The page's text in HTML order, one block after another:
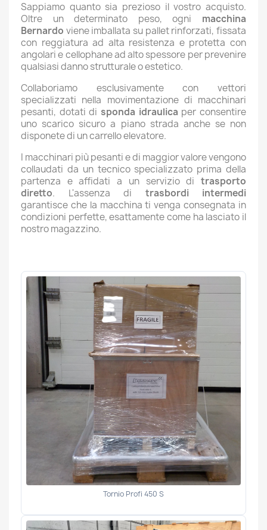
Sappiamo quanto sia prezioso il vostro acquisto.
Oltre un determinato peso, ogni macchina
Bernardo viene imballata su pallet rinforzati, fissata
con reggiatura ad alta resistenza e protetta con
angolari e cellophane ad alto spessore per prevenire
qualsiasi danno strutturale o estetico.
Collaboriamo esclusivamente con vettori
specializzati nella movimentazione di macchinari
pesanti, dotati di sponda idraulica per consentire
uno scarico sicuro a piano strada anche se non
disponete di un carrello elevatore.
I macchinari più pesanti e di maggior valore vengono
collaudati da un tecnico specializzato prima della
partenza e affidati a un servizio di trasporto
diretto. L'assenza di trasbordi intermedi
garantisce che la macchina ti venga consegnata in
condizioni perfette, esattamente come ha lasciato il
nostro magazzino.
Tornio Profi 450 S